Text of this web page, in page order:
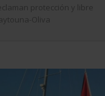
protección y libre
Oliva